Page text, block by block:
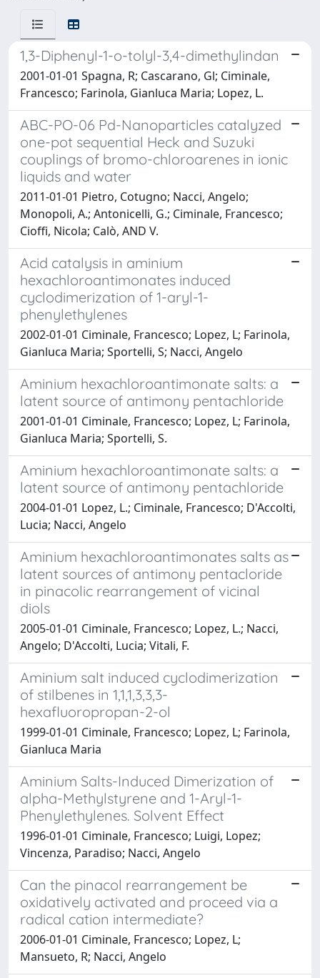
1,3-Diphenyl-1-o-tolyl-3,4-dimethylindan
2001-01-01 Spagna, R; Cascarano, Gl; Ciminale,
Francesco; Farinola, Gianluca Maria; Lopez, L.
ABC-PO-06 Pd-Nanoparticles catalyzed
one-pot sequential Heck and Suzuki
couplings of bromo-chloroarenes in ionic
liquids and water
2011-01-01 Pietro, Cotugno; Nacci, Angelo;
Monopoli, A.; Antonicelli, G.; Ciminale, Francesco;
Cioffi, Nicola; Calò, AND V.
Acid catalysis in aminium
hexachloroantimonates induced
cyclodimerization of 1-aryl-1-
phenylethylenes
2002-01-01 Ciminale, Francesco; Lopez, L; Farinola,
Gianluca Maria; Sportelli, S; Nacci, Angelo
Aminium hexachloroantimonate salts: a
latent source of antimony pentachloride
2001-01-01 Ciminale, Francesco; Lopez, L; Farinola,
Gianluca Maria; Sportelli, S.
Aminium hexachloroantimonate salts: a
latent source of antimony pentachloride
2004-01-01 Lopez, L.; Ciminale, Francesco; D'Accolti,
Lucia; Nacci, Angelo
Aminium hexachloroantimonates salts as
latent sources of antimony pentacloride
in pinacolic rearrangement of vicinal
diols
2005-01-01 Ciminale, Francesco; Lopez, L.; Nacci,
Angelo; D'Accolti, Lucia; Vitali, F.
Aminium salt induced cyclodimerization
of stilbenes in 1,1,1,3,3,3-
hexafluoropropan-2-ol
1999-01-01 Ciminale, Francesco; Lopez, L; Farinola,
Gianluca Maria
Aminium Salts-Induced Dimerization of
alpha-Methylstyrene and 1-Aryl-1-
Phenylethylenes. Solvent Effect
1996-01-01 Ciminale, Francesco; Luigi, Lopez;
Vincenza, Paradiso; Nacci, Angelo
Can the pinacol rearrangement be
oxidatively activated and proceed via a
radical cation intermediate?
2006-01-01 Ciminale, Francesco; Lopez, L;
Mansueto, R; Nacci, Angelo